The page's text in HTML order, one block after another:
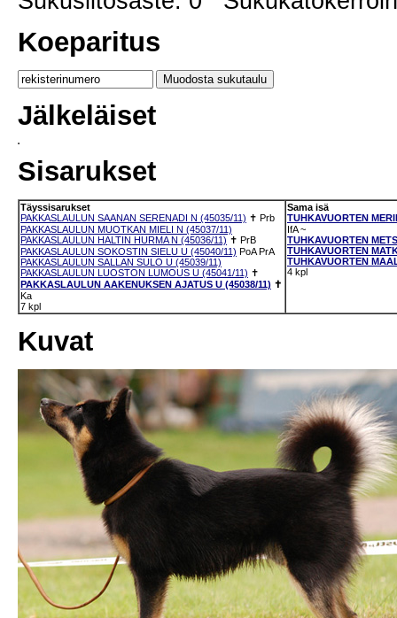
Koeparitus
Jälkeläiset
Sisarukset
Täyssisarukset
PAKKASLAULUN SAANAN SERENADI N (45035/11) ✝ Prb
PAKKASLAULUN MUOTKAN MIELI N (45037/11)
PAKKASLAULUN HALTIN HURMA N (45036/11) ✝ PrB
PAKKASLAULUN SOKOSTIN SIELU U (45040/11) PoA PrA
PAKKASLAULUN SALLAN SULO U (45039/11)
PAKKASLAULUN LUOSTON LUMOUS U (45041/11) ✝
PAKKASLAULUN AAKENUKSEN AJATUS U (45038/11) ✝
Ka
7 kpl
Sama isä
TUHKAVUORTEN
IfA ~
TUHKAVUORTEN
TUHKAVUORTEN
TUHKAVUORTEN
4 kpl
Kuvat